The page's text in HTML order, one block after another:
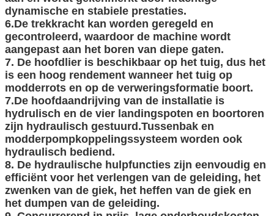
dynamische en stabiele prestaties.
6.De trekkracht kan worden geregeld en
gecontroleerd, waardoor de machine wordt
aangepast aan het boren van diepe gaten.
7. De hoofdlier is beschikbaar op het tuig, dus het
is een hoog rendement wanneer het tuig op
modderrots en op de verweringsformatie boort.
7.De hoofdaandrijving van de installatie is
hydrulisch en de vier landingspoten en boortoren
zijn hydraulisch gestuurd.Tussenbak en
modderpompkoppelingssysteem worden ook
hydraulisch bediend.
8. De hydraulische hulpfuncties zijn eenvoudig en
efficiënt voor het verlengen van de geleiding, het
zwenken van de giek, het heffen van de giek en
het dumpen van de geleiding.